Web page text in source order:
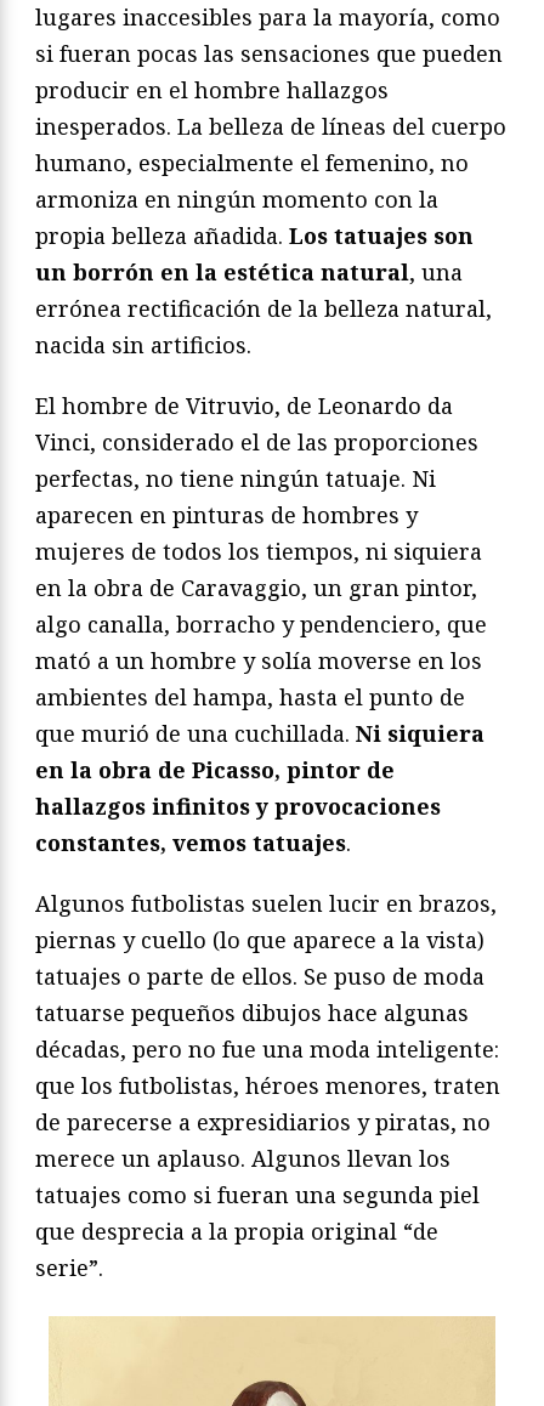
lugares inaccesibles para la mayoría, como
si fueran pocas las sensaciones que pueden
producir en el hombre hallazgos
inesperados. La belleza de líneas del cuerpo
humano, especialmente el femenino, no
armoniza en ningún momento con la
propia belleza añadida. Los tatuajes son
un borrón en la estética natural, una
errónea rectificación de la belleza natural,
nacida sin artificios.
El hombre de Vitruvio, de Leonardo da
Vinci, considerado el de las proporciones
perfectas, no tiene ningún tatuaje. Ni
aparecen en pinturas de hombres y
mujeres de todos los tiempos, ni siquiera
en la obra de Caravaggio, un gran pintor,
algo canalla, borracho y pendenciero, que
mató a un hombre y solía moverse en los
ambientes del hampa, hasta el punto de
que murió de una cuchillada. Ni siquiera
en la obra de Picasso, pintor de
hallazgos infinitos y provocaciones
constantes, vemos tatuajes.
Algunos futbolistas suelen lucir en brazos,
piernas y cuello (lo que aparece a la vista)
tatuajes o parte de ellos. Se puso de moda
tatuarse pequeños dibujos hace algunas
décadas, pero no fue una moda inteligente:
que los futbolistas, héroes menores, traten
de parecerse a expresidiarios y piratas, no
merece un aplauso. Algunos llevan los
tatuajes como si fueran una segunda piel
que desprecia a la propia original “de
serie”.